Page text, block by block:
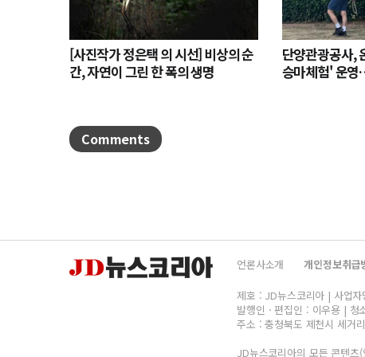
[사진작가 정은택 의 시선] 비상의 순
간, 자연이 그린 한 폭의 생명
단양관광공사,
승마체험' 운영
Comments
언론사소개 개인정보취급
제호 : JD뉴스코리아 | 사업
발행인ㆍ편집인 : 이우용 | 청
주소 : 충청북도 제천시 세거
JD뉴스코리아의 모든 콘텐